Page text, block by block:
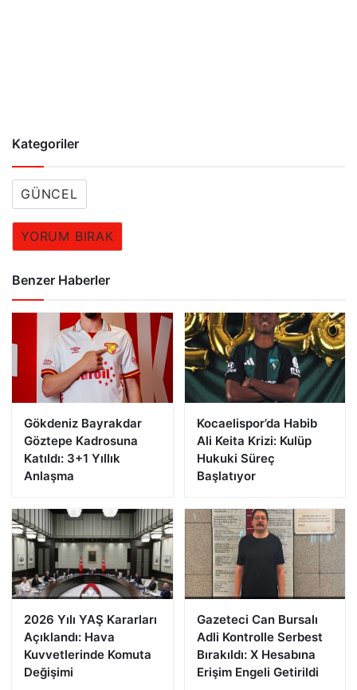
Kategoriler
GÜNCEL
YORUM BIRAK
Benzer Haberler
Gökdeniz Bayrakdar
Göztepe Kadrosuna
Katıldı: 3+1 Yıllık
Anlaşma
Kocaelispor’da Habib
Ali Keita Krizi: Kulüp
Hukuki Süreç
Başlatıyor
2026 Yılı YAŞ Kararları
Açıklandı: Hava
Kuvvetlerinde Komuta
Değişimi
Gazeteci Can Bursalı
Adli Kontrolle Serbest
Bırakıldı: X Hesabına
Erişim Engeli Getirildi